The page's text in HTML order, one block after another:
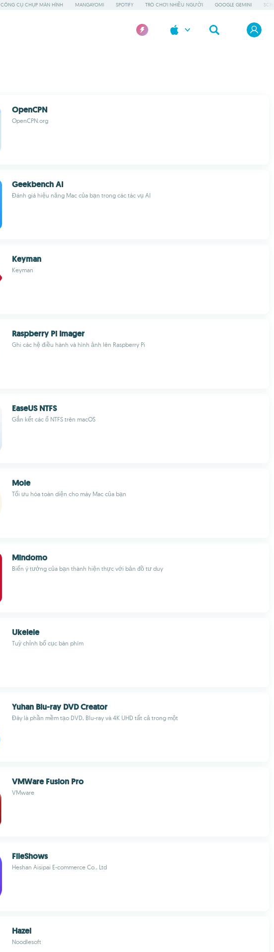
CÔNG CỤ CHỤP MÀN HÌNH MANGAYOMI SPOTIFY TRÒ CHƠI NHIỀU NGƯỜI GOOGLE GEMINI
OpenCPN
OpenCPN.org
Geekbench AI
Đánh giá hiệu năng Mac của bạn trong các tác vụ AI
Keyman
Keyman
Raspberry Pi Imager
Ghi các hệ điều hành và hình ảnh lên Raspberry Pi
EaseUS NTFS
Gắn kết các ổ NTFS trên macOS
Mole
Tối ưu hóa toàn diện cho máy Mac của bạn
Mindomo
Biến ý tưởng của bạn thành hiện thực với bản đồ tư duy
Ukelele
Tuỳ chỉnh bố cục bàn phím
Yuhan Blu-ray DVD Creator
Đây là phần mềm tạo DVD, Blu-ray và 4K UHD tất cả trong một
VMWare Fusion Pro
VMware
FileShows
Heshan Aisipai E-commerce Co., Ltd
Hazel
Noodlesoft